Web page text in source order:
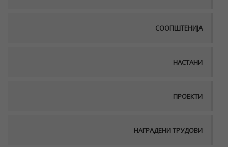
СООПШТЕНИЈА
НАСТАНИ
ПРОЕКТИ
НАГРАДЕНИ ТРУДОВИ